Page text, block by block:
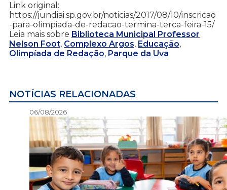
Link original:
https://jundiai.sp.gov.br/noticias/2017/08/10/inscricao
-para-olimpiada-de-redacao-termina-terca-feira-15/
Leia mais sobre Biblioteca Municipal Professor
Nelson Foot, Complexo Argos, Educação,
Olimpíada de Redação, Parque da Uva
NOTÍCIAS RELACIONADAS
06/08/2026